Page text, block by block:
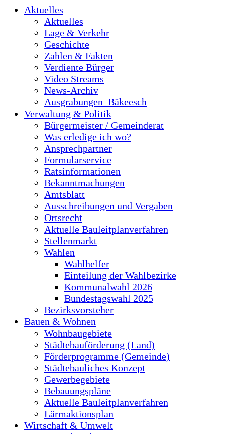
Aktuelles
Aktuelles
Lage & Verkehr
Geschichte
Zahlen & Fakten
Verdiente Bürger
Video Streams
News-Archiv
Ausgrabungen_Bäkeesch
Verwaltung & Politik
Bürgermeister / Gemeinderat
Was erledige ich wo?
Ansprechpartner
Formularservice
Ratsinformationen
Bekanntmachungen
Amtsblatt
Ausschreibungen und Vergaben
Ortsrecht
Aktuelle Bauleitplanverfahren
Stellenmarkt
Wahlen
Wahlhelfer
Einteilung der Wahlbezirke
Kommunalwahl 2026
Bundestagswahl 2025
Bezirksvorsteher
Bauen & Wohnen
Wohnbaugebiete
Städtebauförderung (Land)
Förderprogramme (Gemeinde)
Städtebauliches Konzept
Gewerbegebiete
Bebauungspläne
Aktuelle Bauleitplanverfahren
Lärmaktionsplan
Wirtschaft & Umwelt